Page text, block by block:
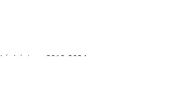
Législature 2019-2024